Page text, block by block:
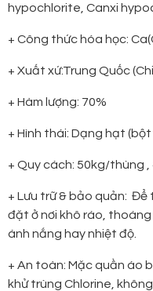
hypochlorite, Canxi
+ Công thức hóa học:
+ Xuất xứ:Trung Quốc
+ Hàm lượng: 70%
+ Hình thái: Dạng hạt
+ Quy cách: 50kg/thùng
+ Lưu trữ & bảo quản: Để
đặt ở nơi khô ráo,
ánh nắng hay nhiệt độ.
+ An toàn: Mặc quần áo
khử trùng Chlorine,